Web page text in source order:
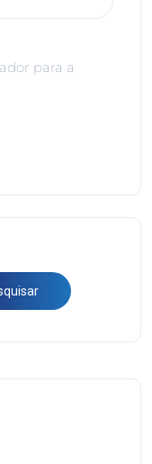
para a